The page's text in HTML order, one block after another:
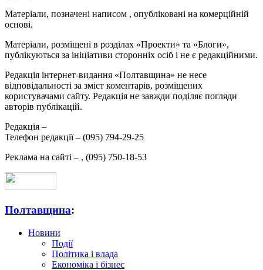
Матеріали, позначені написом , опубліковані на комерційній
основі.
Матеріали, розміщені в розділах «Проекти» та «Блоги»,
публікуються за ініціативи сторонніх осіб і не є редакційними.
Редакція інтернет-видання «Полтавщина» не несе
відповідальності за зміст коментарів, розміщених
користувачами сайту. Редакція не завжди поділяє погляди
авторів публікацій.
Редакція –
Телефон редакції – (095) 794-29-25
Реклама на сайті – , (095) 750-18-53
Полтавщина:
Новини
Події
Політика і влада
Економіка і бізнес